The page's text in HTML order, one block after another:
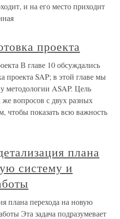
и на его место приходит
проекта
В главе 10 обсуждались
проекта SAP; в этой главе мы
методологии ASAP. Цель
вопросов с двух разных
чтобы показать всю важность
плана
систему и
плана перехода на новую
Эта задача подразумевает